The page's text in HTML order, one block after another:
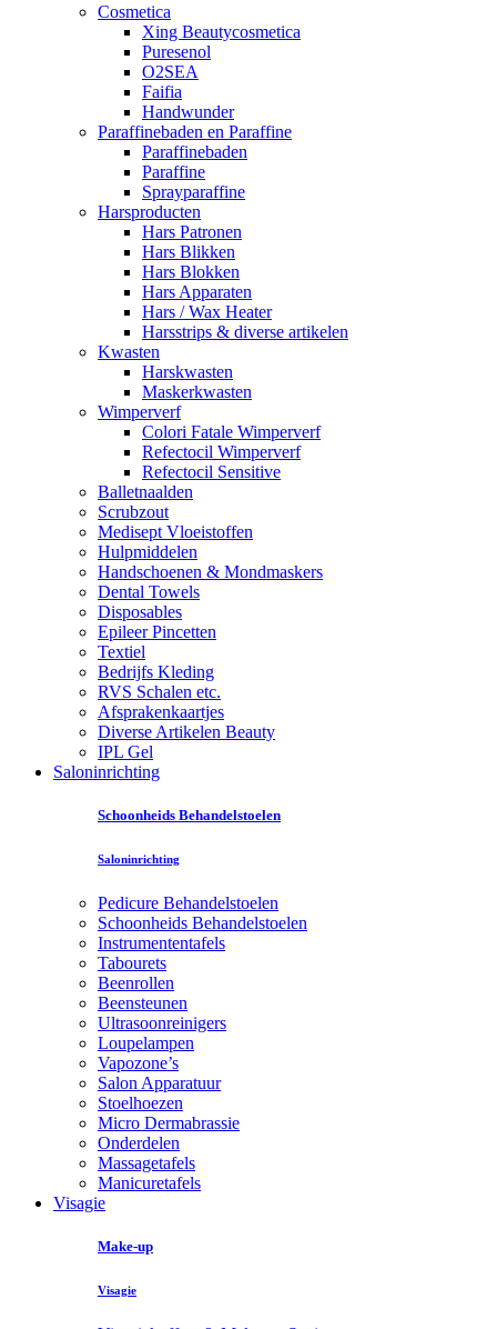
Cosmetica
Xing Beautycosmetica
Puresenol
O2SEA
Faifia
Handwunder
Paraffinebaden en Paraffine
Paraffinebaden
Paraffine
Sprayparaffine
Harsproducten
Hars Patronen
Hars Blikken
Hars Blokken
Hars Apparaten
Hars / Wax Heater
Harsstrips & diverse artikelen
Kwasten
Harskwasten
Maskerkwasten
Wimperverf
Colori Fatale Wimperverf
Refectocil Wimperverf
Refectocil Sensitive
Balletnaalden
Scrubzout
Medisept Vloeistoffen
Hulpmiddelen
Handschoenen & Mondmaskers
Dental Towels
Disposables
Epileer Pincetten
Textiel
Bedrijfs Kleding
RVS Schalen etc.
Afsprakenkaartjes
Diverse Artikelen Beauty
IPL Gel
Saloninrichting
Schoonheids Behandelstoelen
Saloninrichting
Pedicure Behandelstoelen
Schoonheids Behandelstoelen
Instrumententafels
Tabourets
Beenrollen
Beensteunen
Ultrasoonreinigers
Loupelampen
Vapozone’s
Salon Apparatuur
Stoelhoezen
Micro Dermabrassie
Onderdelen
Massagetafels
Manicuretafels
Visagie
Make-up
Visagie